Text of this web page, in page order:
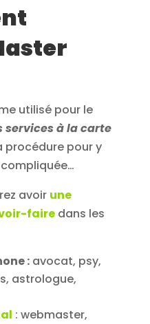
utilisé pour le
services à la carte
procédure pour y
avoir une
fairedans les
:avocat, psy,
astrologue,
: webmaster,